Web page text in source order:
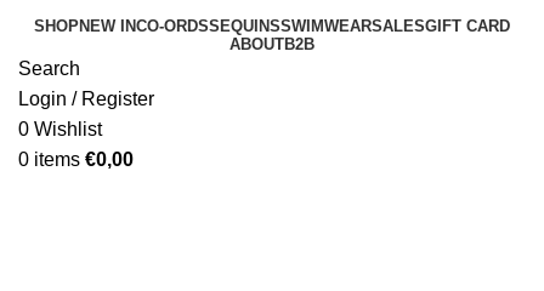
SHOPNEW INCO-ORDSSEQUINSSWIMWEARSALESGIFT CARD
ABOUTB2B
Search
Login / Register
0 Wishlist
0 items €0,00